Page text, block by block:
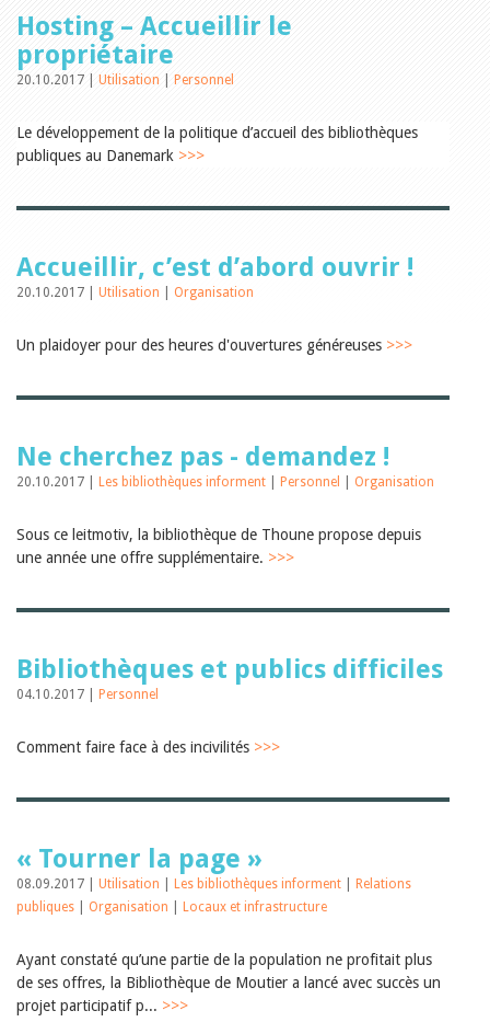
Encouragement à la lecture
Du monde entier
Divers
A lire
Manifestations
Formation et perfectionnement
Jeune public
Subventions cantonales
Subventions extraordinaires
Encouragement des
Auteurs
Julie Greub
Sibylle Birrer
Andrea Grichting
Maria Aellig-Abate
Markus Keel
Sarah Jenni
Gabriela Hammel
Brigitte Burri
Archives
Juin 2026
Novembre 2025
Septembre 2025
Juillet 2025
Février 2025
Janvier 2025
2024
Hosting – Accueillir le
propriétaire
20.10.2017 | Utilisation Personnel
Le développement de la politique d’accueil des bibliothèques
publiques au Danemark >>>
Accueillir, c’est d’abord ouvrir !
20.10.2017 | Utilisation Organisation
Un plaidoyer pour des heures d'ouvertures généreuses >>>
Ne cherchez pas - demandez !
20.10.2017 | Les bibliothèques informent Personnel Organisation
Sous ce leitmotiv, la bibliothèque de Thoune propose depuis
une année une offre supplémentaire. >>>
Bibliothèques et publics difficiles
04.10.2017 | Personnel
Comment faire face à des incivilités >>>
« Tourner la page »
08.09.2017 | Utilisation Les bibliothèques informent
Relations
publiques
Organisation Locaux et infrastructure
Ayant constaté qu’une partie de la population ne profitait plus
de ses offres, la Bibliothèque de Moutier a lancé avec succès un
projet participatif p... >>>